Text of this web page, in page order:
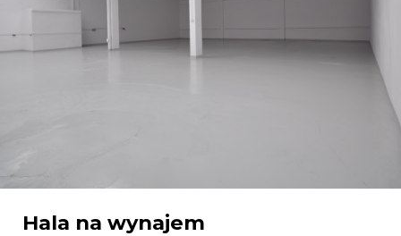
Hala na wynajem